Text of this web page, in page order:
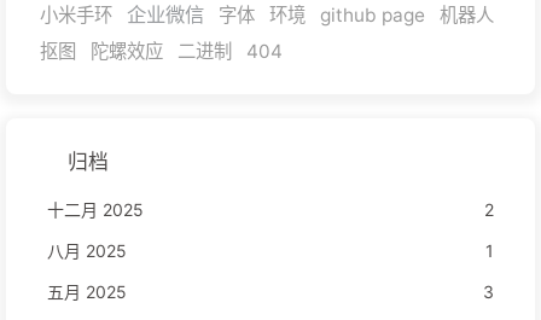
小米手环 企业微信 字体 环境 github page
机器人
抠图
陀螺效应 二进制 404
归档
十二月 2025
2
八月 2025
1
五月 2025
3